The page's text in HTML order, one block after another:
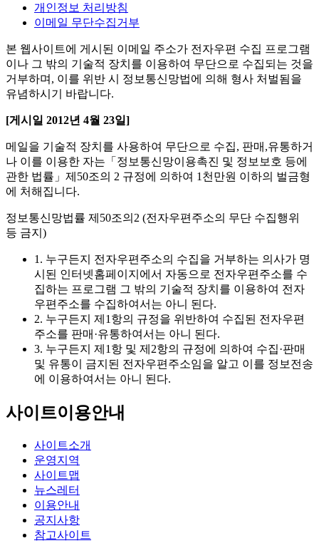
개인정보 처리방침
이메일 무단수집거부
본 웹사이트에 게시된 이메일 주소가 전자우편 수집 프로그램
이나 그 밖의 기술적 장치를 이용하여 무단으로 수집되는 것을
거부하며, 이를 위반 시 정보통신망법에 의해 형사 처벌됨을
유념하시기 바랍니다.
[게시일 2012년 4월 23일]
메일을 기술적 장치를 사용하여 무단으로 수집, 판매,유통하거
나 이를 이용한 자는「정보통신망이용촉진 및 정보보호 등에
관한 법률」제50조의 2 규정에 의하여 1천만원 이하의 벌금형
에 처해집니다.
정보통신망법률 제50조의2 (전자우편주소의 무단 수집행위
등 금지)
1. 누구든지 전자우편주소의 수집을 거부하는 의사가 명
시된 인터넷홈페이지에서 자동으로 전자우편주소를 수
집하는 프로그램 그 밖의 기술적 장치를 이용하여 전자
우편주소를 수집하여서는 아니 된다.
2. 누구든지 제1항의 규정을 위반하여 수집된 전자우편
주소를 판매·유통하여서는 아니 된다.
3. 누구든지 제1항 및 제2항의 규정에 의하여 수집·판매
및 유통이 금지된 전자우편주소임을 알고 이를 정보전송
에 이용하여서는 아니 된다.
사이트이용안내
사이트소개
운영지역
사이트맵
뉴스레터
이용안내
공지사항
참고사이트